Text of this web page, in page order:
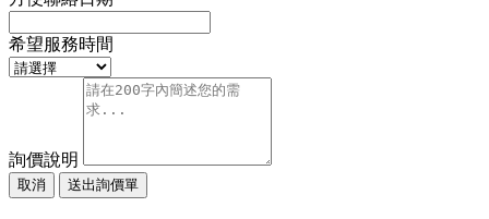
希望服務時間
詢價說明
取消 送出詢價單